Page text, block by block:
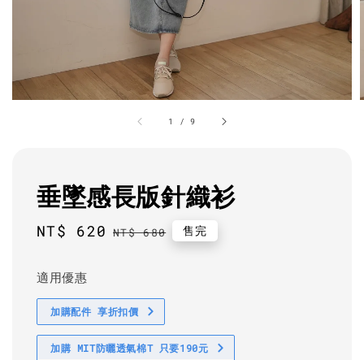
1 /9
垂墜感長版針織衫
Sale
NT$ 620 Regular
NT$ 680 售完
適用優惠
加購配件 享折扣價
加購 MIT防曬透氣棉T 只要190元